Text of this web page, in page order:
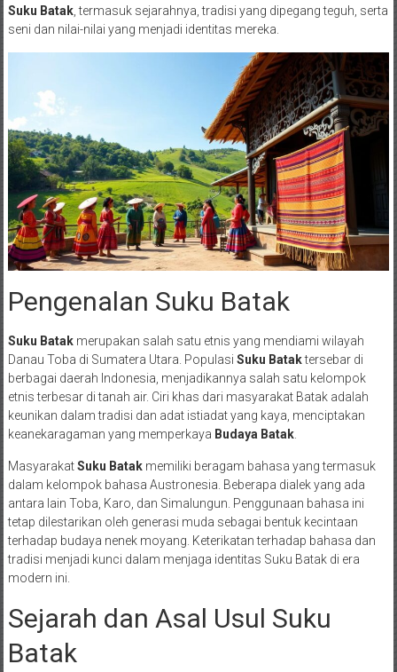
Suku Batak, termasuk sejarahnya, tradisi yang dipegang teguh, serta
seni dan nilai-nilai yang menjadi identitas mereka.
Pengenalan Suku Batak
Suku Batakmerupakan salah satu etnis yang mendiami wilayah
Danau Toba di Sumatera Utara. Populasi Suku Bataktersebar di
berbagai daerah Indonesia, menjadikannya salah satu kelompok
etnis terbesar di tanah air. Ciri khas dari masyarakat Batak adalah
keunikan dalam tradisi dan adat istiadat yang kaya, menciptakan
keanekaragaman yang memperkaya Budaya Batak.
MasyarakatSuku Batakmemiliki beragam bahasa yang termasuk
dalam kelompok bahasa Austronesia. Beberapa dialek yang ada
antara lain Toba, Karo, dan Simalungun. Penggunaan bahasa ini
tetap dilestarikan oleh generasi muda sebagai bentuk kecintaan
terhadap budaya nenek moyang. Keterikatan terhadap bahasa dan
tradisi menjadi kunci dalam menjaga identitas Suku Batak di era
modern ini.
Sejarah dan Asal Usul Suku
Batak